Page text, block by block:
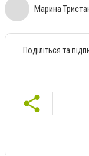
Марина
Поділіться та